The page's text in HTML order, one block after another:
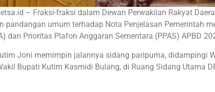
– Fraksi-fraksi dalam Dewan Perwakilan Rakyat
pandangan umum terhadap Nota Penjelasan Pemerintah
dan Prioritas Plafon Anggaran Sementara (PPAS) APBD
Joni memimpin jalannya sidang paripurna, didampingi
Bupati Kutim Kasmidi Bulang, di Ruang Sidang Utama